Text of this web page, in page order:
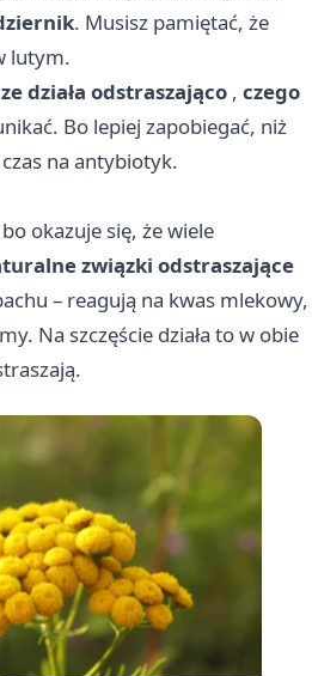
. Musisz pamiętać, że
lutym.
działa odstraszająco , czego
Bo lepiej zapobiegać, niż
na antybiotyk.
okazuje się, że wiele
związki odstraszające
– reagują na kwas mlekowy,
Na szczęście działa to w obie